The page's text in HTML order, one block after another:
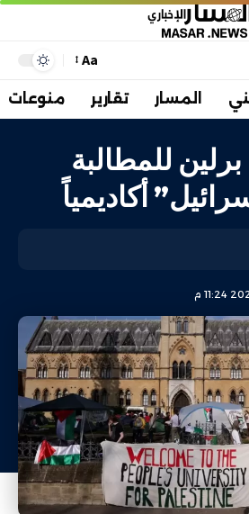
Aa
المسار تقارير منوعات
للمطالبة
أكاديمياً